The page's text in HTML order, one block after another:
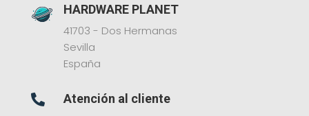
HARDWARE PLANET
41703 - Dos Hermanas
Sevilla
España

Atención al cliente